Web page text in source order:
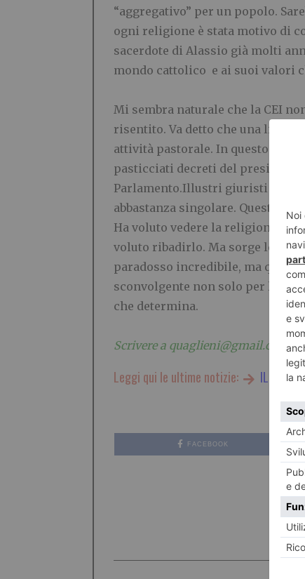
“aggregativo” per un popolo.
ogni religione è stata motivo di
sacerdote di Alassio già molti
mondo cattolico e ai suoi valori
Mi sembra naturale che la CEI
risentito. Va detto che una libera
attività pastorale. In questo caso
pasticciati decreti del
Parlamento.Illustri giuristi hanno
abbastanza singolare. Questo
Ha voluto vedere la religione
voluto ribadirlo. Ma sorge
paradosso incredibile, ma
sconvolgente non solo per la
che determina.
Scrivere a quaglieni@gmail.com
Leggi qui le ultime notizie: IL
FACEBOOK